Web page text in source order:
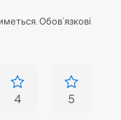
Обов’язкові
4 5